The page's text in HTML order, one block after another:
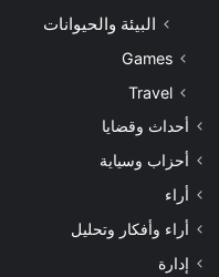
البيئة والحيوانات
Games
Travel
أحداث وقضايا
أحزاب وسياية
أراء
أراء وأفكار وتحليل
إدارة